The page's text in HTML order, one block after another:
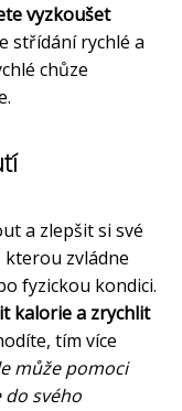
vyzkoušet
střídání rychlé a
chůze
a zlepšit si své
kterou zvládne
fyzickou kondici.
kalorie a zrychlit
tím více
může pomoci
svého